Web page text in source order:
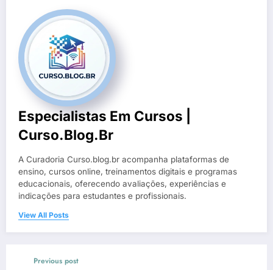
Especialistas Em Cursos |
Curso.blog.br
A Curadoria Curso.blog.br acompanha plataformas de
ensino, cursos online, treinamentos digitais e programas
educacionais, oferecendo avaliações, experiências e
indicações para estudantes e profissionais.
View All Posts
Previous post